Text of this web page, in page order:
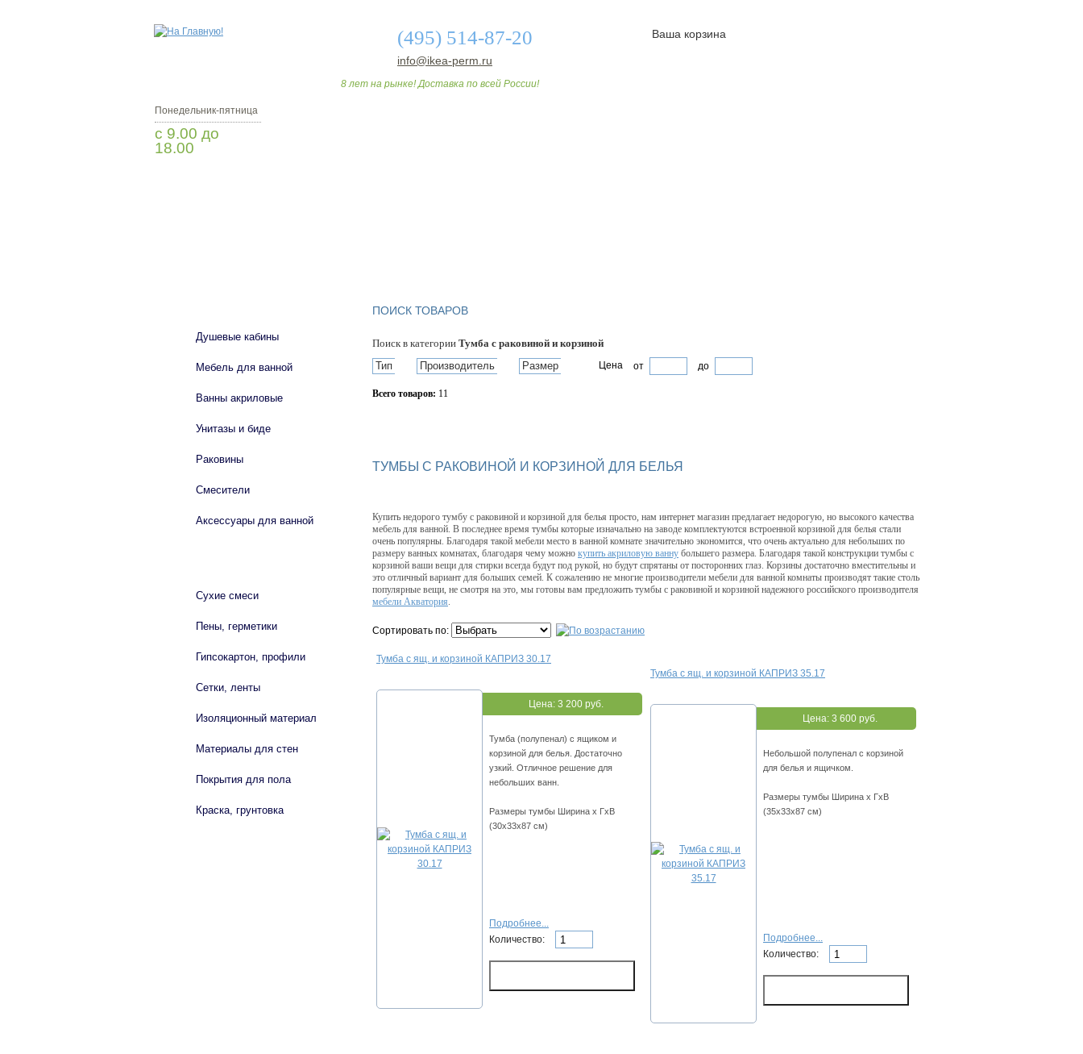
(495) 514-87-20
info@ikea-perm.ru
8 лет на рынке! Доставка по всей России!
Ваша корзина
Понедельник-пятница
с 9.00 до
18.00
ПОИСК ТОВАРОВ
Поиск в категории Тумба с раковиной и корзиной
Тип
Производитель Размер Цена от до
Всего товаров: 11
ТУМБЫ С РАКОВИНОЙ И КОРЗИНОЙ ДЛЯ БЕЛЬЯ
Купить недорого тумбу с раковиной и корзиной для белья просто, нам интернет магазин предлагает недорогую, но высокого качества
мебель для ванной. В последнее время тумбы которые изначально на заводе комплектуются встроенной корзиной для белья стали
очень популярны. Благодаря такой мебели место в ванной комнате значительно экономится, что очень актуально для небольших по
размеру ванных комнатах, благодаря чему можно купить акриловую ванну большего размера. Благодаря такой конструкции тумбы с
корзиной ваши вещи для стирки всегда будут под рукой, но будут спрятаны от посторонних глаз. Корзины достаточно вместительны и
это отличный вариант для больших семей. К сожалению не многие производители мебели для ванной комнаты производят такие столь
популярные вещи, не смотря на это, мы готовы вам предложить тумбы с раковиной и корзиной надежного российского производителя
мебели Акватория.
Сортировать по:
Тумба с ящ. и корзиной КАПРИЗ 30.17
Цена: 3 200 руб.
Тумба (полупенал) с ящиком и
корзиной для белья. Достаточно
узкий. Отличное решение для
небольших ванн.
Размеры тумбы Ширина х ГхВ
(30х33х87 см)
Подробнее...
Количество:
Тумба с ящ. и корзиной КАПРИЗ 35.17
Цена: 3 600 руб.
Небольшой полупенал с корзиной
для белья и ящичком.
Размеры тумбы Ширина х ГхВ
(35х33х87 см)
Подробнее...
Количество:
Душевые кабины
Мебель для ванной
Ванны акриловые
Унитазы и биде
Раковины
Смесители
Аксессуары для ванной
Сухие смеси
Пены, герметики
Гипсокартон, профили
Сетки, ленты
Изоляционный материал
Материалы для стен
Покрытия для пола
Краска, грунтовка